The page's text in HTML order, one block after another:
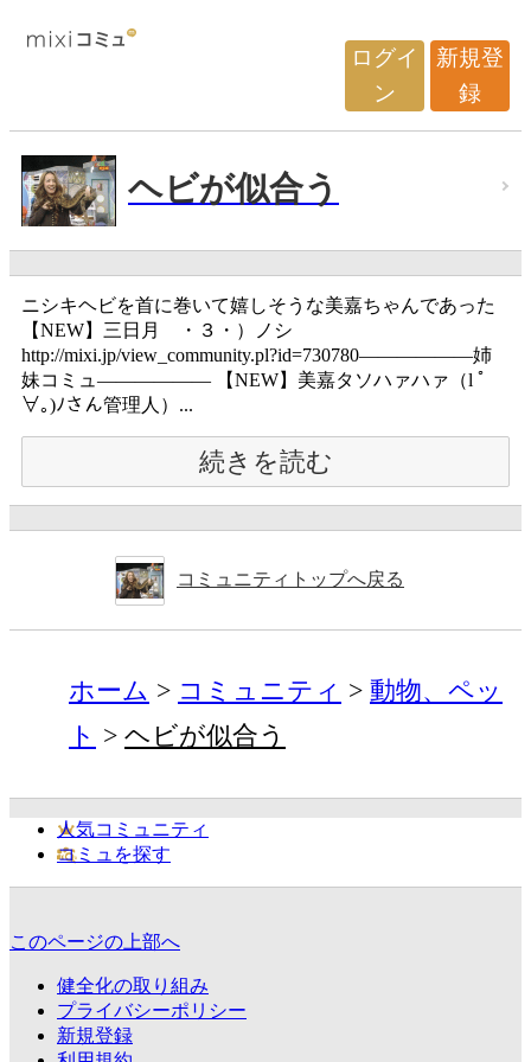
ログイ
ン
新規登
録
ヘビが似合う
ニシキヘビを首に巻いて嬉しそうな美嘉ちゃんであった
【NEW】三日月 ・３・）ノシ
http://mixi.jp/view_community.pl?id=730780――――――姉
妹コミュ―――――― 【NEW】美嘉タソハァハァ（l ﾟ
∀｡)ﾉさん管理人）...
続きを読む
コミュニティトップへ戻る
ホーム コミュニティ
動物、ペッ
ト
ヘビが似合う
人気コミュニティ
コミュを探す
このページの上部へ
健全化の取り組み
プライバシーポリシー
新規登録